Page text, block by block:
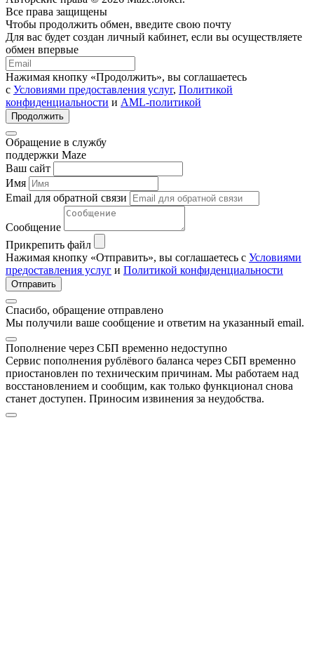
Все права защищены
Чтобы продолжить обмен, введите свою почту
Для вас будет создан личный кабинет, если вы осуществляете
обмен впервые
Нажимая кнопку «Продолжить», вы соглашаетесь
с Условиями предоставления услуг, Политикой
конфиденциальности и AML-политикой
Продолжить
Обращение в службу
поддержки Maze
Ваш сайт
Имя
Email для обратной связи
Сообщение
Прикрепить файл
Нажимая кнопку «Отправить», вы соглашаетесь с Условиями
предоставления услуг и Политикой конфиденциальности
Отправить
Спасибо, обращение отправлено
Мы получили ваше сообщение и ответим на указанный email.
Пополнение через СБП временно недоступно
Сервис пополнения рублёвого баланса через СБП временно
приостановлен по техническим причинам. Мы работаем над
восстановлением и сообщим, как только функционал снова
станет доступен. Приносим извинения за неудобства.